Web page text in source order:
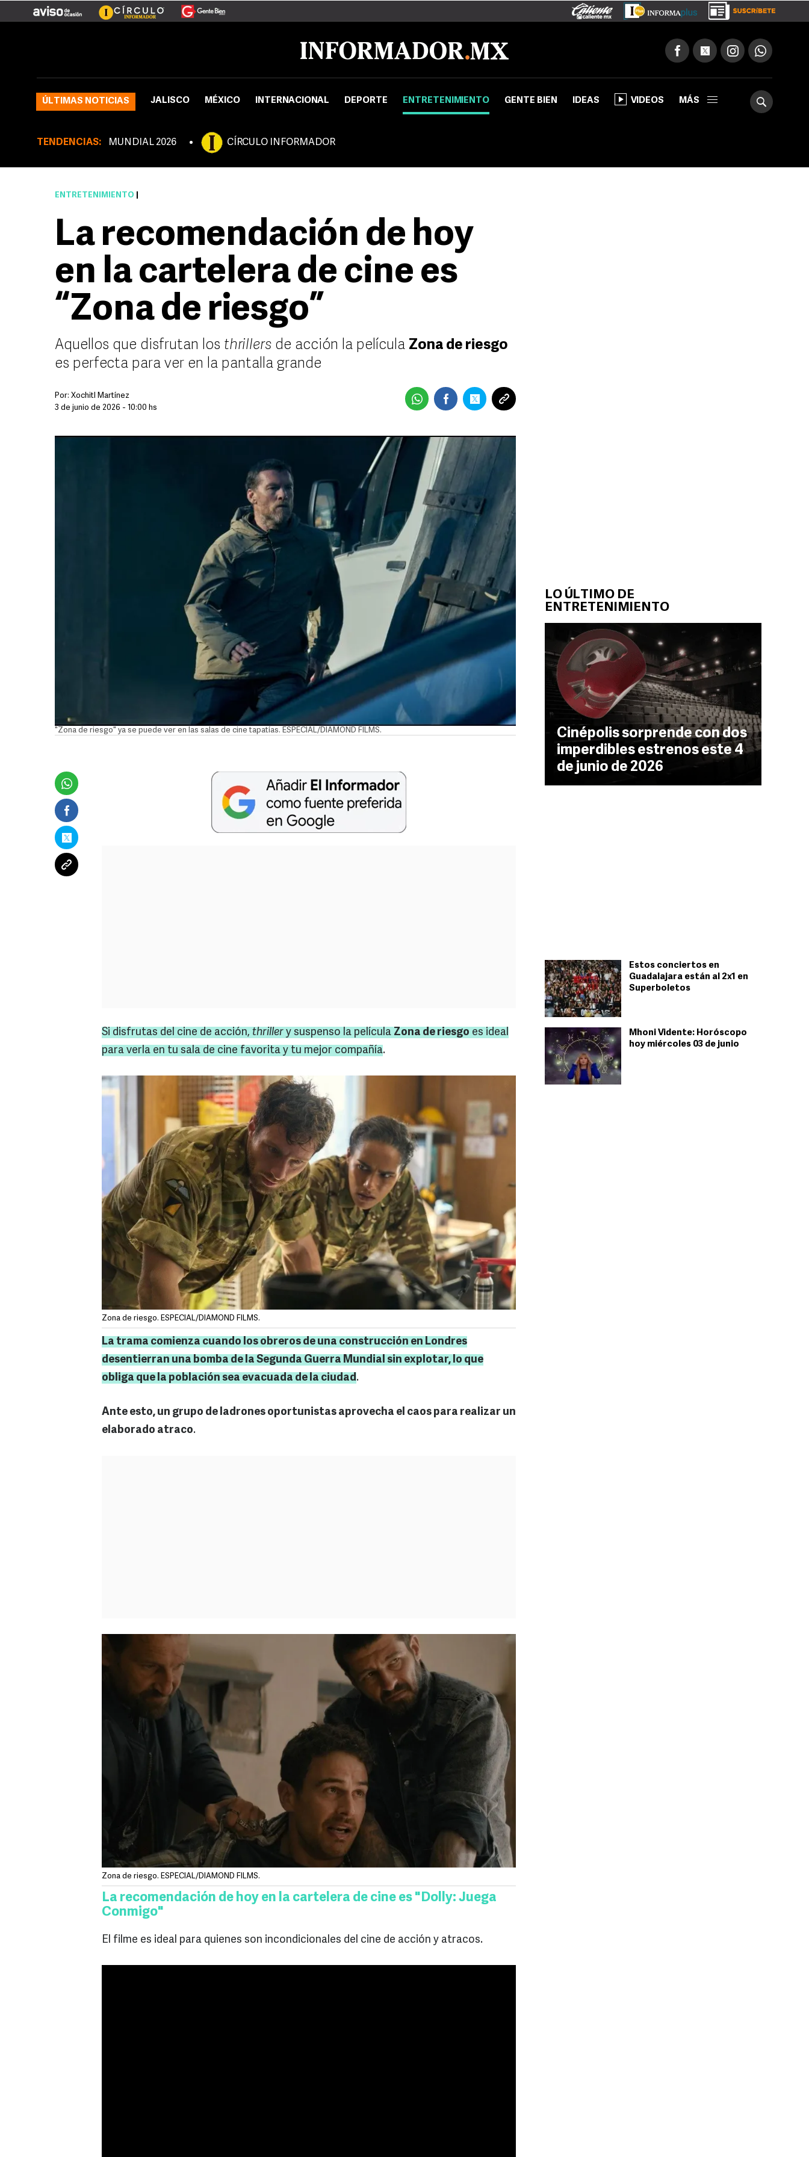
ÚLTIMAS NOTICIAS JALISCO MÉXICO INTERNACIONAL DEPORTE ENTRETENIMIENTO GENTE BIEN IDEAS VIDEOS MÁS
TENDENCIAS: MUNDIAL 2026 CÍRCULO INFORMADOR
LO ÚLTIMO DE
ENTRETENIMIENTO
Cinépolis sorprende con dos
imperdibles estrenos este 4
de junio de 2026
Estos conciertos en
Guadalajara están al 2x1 en
Superboletos
Mhoni Vidente: Horóscopo
hoy miércoles 03 de junio
ENTRETENIMIENTO
La recomendación de hoy
en la cartelera de cine es
“Zona de riesgo”
Aquellos que disfrutan los thrillers de acción la película Zona de riesgo
es perfecta para ver en la pantalla grande
Por: Xochitl Martínez
3 de junio de 2026 - 10:00 hs
"Zona de riesgo" ya se puede ver en las salas de cine tapatías. ESPECIAL/DIAMOND FILMS.
Si disfrutas del cine de acción, thriller y suspenso la película Zona de riesgo es ideal
para verla en tu sala de cine favorita y tu mejor compañía.
Zona de riesgo. ESPECIAL/DIAMOND FILMS.
La trama comienza cuando los obreros de una construcción en Londres
desentierran una bomba de la Segunda Guerra Mundial sin explotar, lo que
obliga que la población sea evacuada de la ciudad.
Ante esto, un grupo de ladrones oportunistas aprovecha el caos para realizar un
elaborado atraco.
Zona de riesgo. ESPECIAL/DIAMOND FILMS.
La recomendación de hoy en la cartelera de cine es "Dolly: Juega
Conmigo"
El filme es ideal para quienes son incondicionales del cine de acción y atracos.